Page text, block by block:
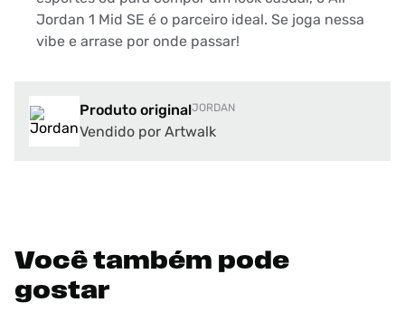
Jordan 1 Mid SE é o parceiro ideal. Se joga nessa
vibe e arrase por onde passar!
Produto originalJORDAN
Vendido por Artwalk
Você também pode
gostar